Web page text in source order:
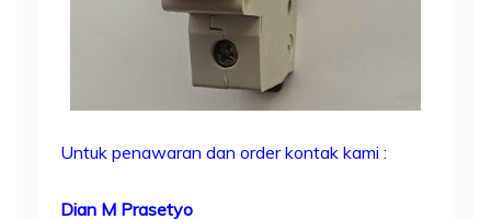
Untuk penawaran dan orderkontak kami :
Dian M Prasetyo